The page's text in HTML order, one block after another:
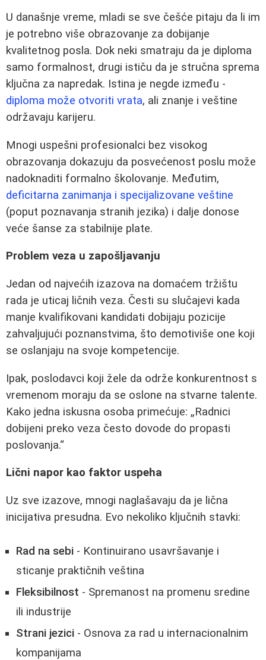
U današnje vreme, mladi se sve češće pitaju da li im
je potrebno više obrazovanje za dobijanje
kvalitetnog posla. Dok neki smatraju da je diploma
samo formalnost, drugi ističu da je stručna sprema
ključna za napredak. Istina je negde između -
diploma može otvoriti vrata, ali znanje i veštine
održavaju karijeru.
Mnogi uspešni profesionalci bez visokog
obrazovanja dokazuju da posvećenost poslu može
nadoknaditi formalno školovanje. Međutim,
deficitarna zanimanja i specijalizovane veštine
(poput poznavanja stranih jezika) i dalje donose
veće šanse za stabilnije plate.
Problem veza u zapošljavanju
Jedan od najvećih izazova na domaćem tržištu
rada je uticaj ličnih veza. Česti su slučajevi kada
manje kvalifikovani kandidati dobijaju pozicije
zahvaljujući poznanstvima, što demotiviše one koji
se oslanjaju na svoje kompetencije.
Ipak, poslodavci koji žele da održe konkurentnost s
vremenom moraju da se oslone na stvarne talente.
Kako jedna iskusna osoba primećuje:
Radnici
dobijeni preko veza često dovode do propasti
poslovanja.
Lični napor kao faktor uspeha
Uz sve izazove, mnogi naglašavaju da je lična
inicijativa presudna. Evo nekoliko ključnih stavki:
Rad na sebi - Kontinuirano usavršavanje i
sticanje praktičnih veština
Fleksibilnost - Spremanost na promenu sredine
ili industrije
Strani jezici - Osnova za rad u internacionalnim
kompanijama